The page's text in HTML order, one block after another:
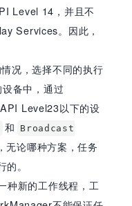
Level 14，并且不
Services。因此，
况，选择不同的执行
备中，通过
Level23以下的设
和
Broadcast
无论哪种方案，任务
。
种新的工作线程，工